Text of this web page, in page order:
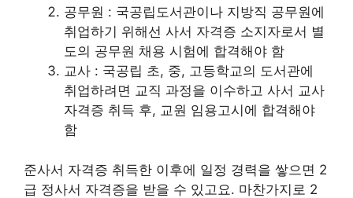
공무원 : 국공립도서관이나 지방직 공무원에
취업하기 위해선 사서 자격증 소지자로서 별
도의 공무원 채용 시험에 합격해야 함
교사 : 국공립 초, 중, 고등학교의 도서관에
취업하려면 교직 과정을 이수하고 사서 교사
자격증 취득 후, 교원 임용고시에 합격해야
함
준사서 자격증 취득한 이후에 일정 경력을 쌓으면 2
급 정사서 자격증을 받을 수 있고요. 마찬가지로 2